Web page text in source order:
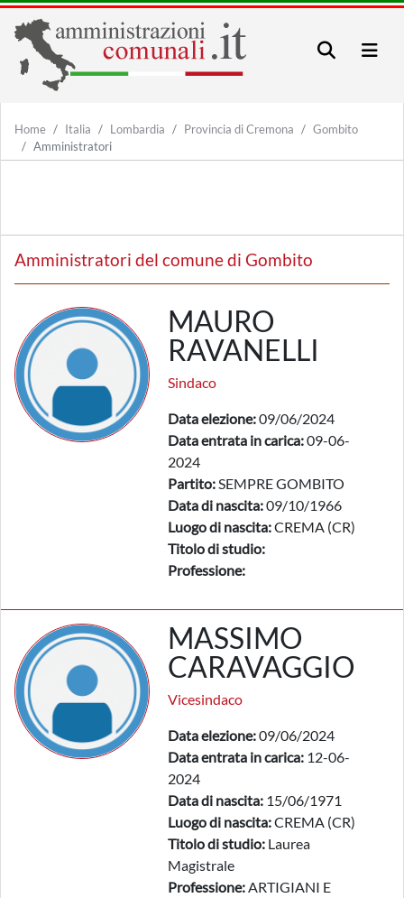
Home Italia Lombardia Provincia di Cremona
Gombito
Amministratori
Amministratori del comune di Gombito
MAURO
RAVANELLI
Sindaco
Data elezione:09/06/2024
Data entrata in carica:09-06-
2024
Partito:SEMPRE GOMBITO
Data di nascita:09/10/1966
Luogo di nascita:CREMA (CR)
Titolo di studio:
Professione:
MASSIMO
CARAVAGGIO
Vicesindaco
Data elezione:09/06/2024
Data entrata in carica: 12-06-
2024
Data di nascita: 15/06/1971
Luogo di nascita:CREMA (CR)
Titolo di studio: Laurea
Magistrale
Professione:ARTIGIANI E